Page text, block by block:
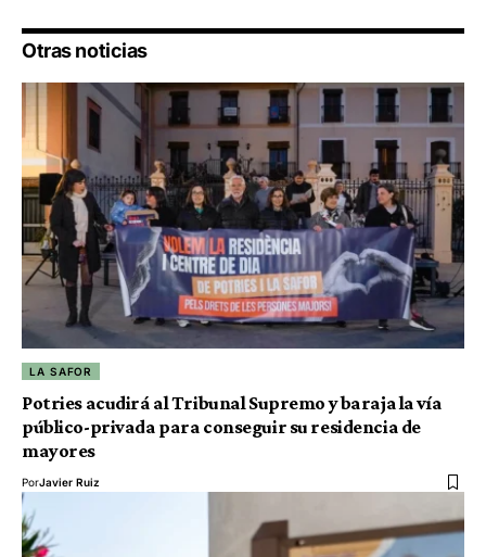
Otras noticias
LA SAFOR
Potries acudirá al Tribunal Supremo y baraja la vía
público-privada para conseguir su residencia de
mayores
PorJavier Ruiz